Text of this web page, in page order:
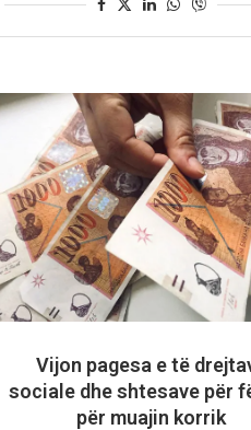
Vijon pagesa e të
sociale dhe shtesave për
për muajin korrik